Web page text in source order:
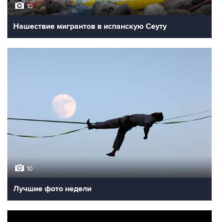
10
Нашествие мигрантов в испанскую Сеуту
10
Лучшие фото недели